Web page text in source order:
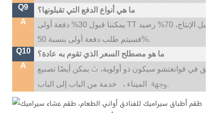
Q9
ما هي أنواع الدفع التي تقبلونها؟
A
يمكننا قبول 30% دفعة أولى TT قبل الإنتاج، 70% رصيد TT قبل التسليم؛ إذا كنت بحاجة إلى شعار مخصص،
فسيتم طلب دفعة أولى بنسبة 50%.
Q10
ما هو مصطلح السعر الذي تقوم به عادة؟
A
في قوانغتشو سيكون ذو أولوية، ث
وجهة
الميناء ، خدمة من الباب إلى الباب.